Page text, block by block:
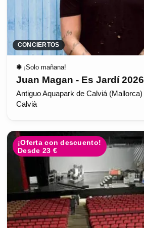
CONCIERTOS
✱ ¡Solo mañana!
Juan Magan - Es Jardí 2026
Antiguo Aquapark de Calviá (Mallorca)
Calvià
¡Oferta con descuento!
Desde 23 €